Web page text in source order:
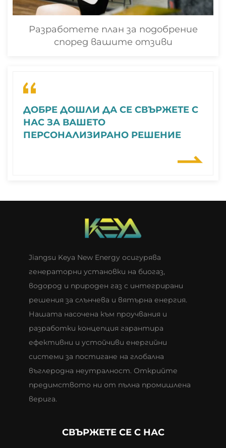
Разработете план за подобрение
според вашите отзиви
ДОБРЕ ДОШЛИ ДА СЕ СВЪРЖЕТЕ С
НАС ЗА ВАШЕТО
ПЕРСОНАЛИЗИРАНО РЕШЕНИЕ
Jiangsu Keya New Energy осигурява
генераторни установки на биогаз,
водород и природен газ с интегрирани
решения за слънчева и вятърна енергия.
Нашата насочена към проучвания и
разработки концепция гарантира
ефективни и устойчиви енергийни
системи за постигане на глобална
въглеродна неутралност. Открийте
предимството ни от пълна промишлена
верига.
СВЪРЖЕТЕ СЕ С НАС